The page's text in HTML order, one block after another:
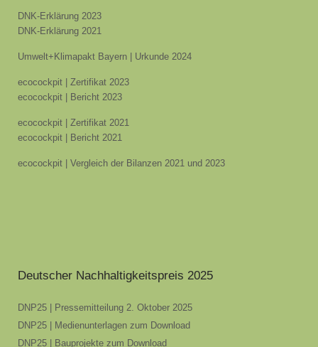
DNK-Erklärung 2023
DNK-Erklärung 2021
Umwelt+Klimapakt Bayern | Urkunde 2024
ecocockpit | Zertifikat 2023
ecocockpit | Bericht 2023
ecocockpit | Zertifikat 2021
ecocockpit | Bericht 2021
ecocockpit | Vergleich der Bilanzen 2021 und 2023
Deutscher Nachhaltigkeitspreis 2025
DNP25 | Pressemitteilung 2. Oktober 2025
DNP25 | Medienunterlagen zum Download
DNP25 | Bauprojekte zum Download